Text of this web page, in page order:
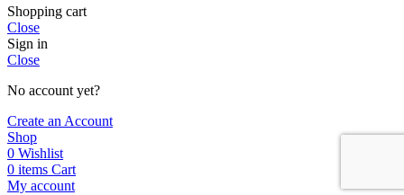
Shopping cart
Close
Sign in
Close
No account yet?
Create an Account
Shop
0 Wishlist
0 items Cart
My account